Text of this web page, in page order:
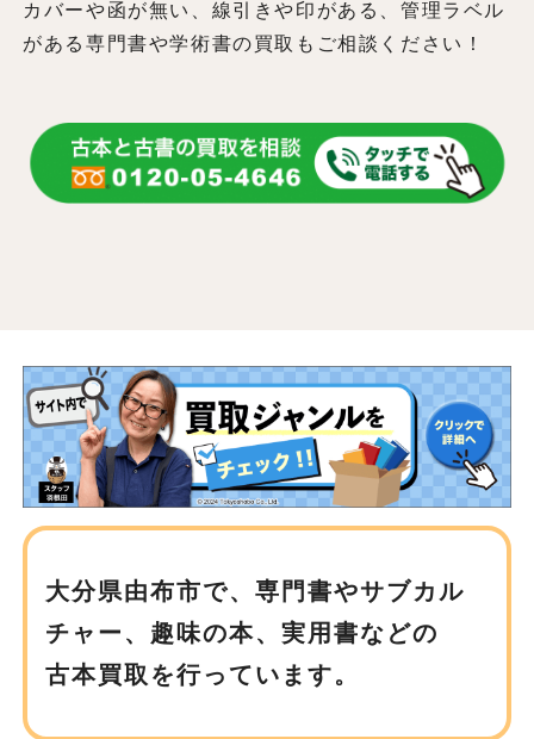
カバーや函が無い、線引きや印がある、管理ラベル
がある専門書や学術書の買取もご相談ください！
大分県由布市で、専門書やサブカル
チャー、趣味の本、実用書などの
古本買取を行っています。